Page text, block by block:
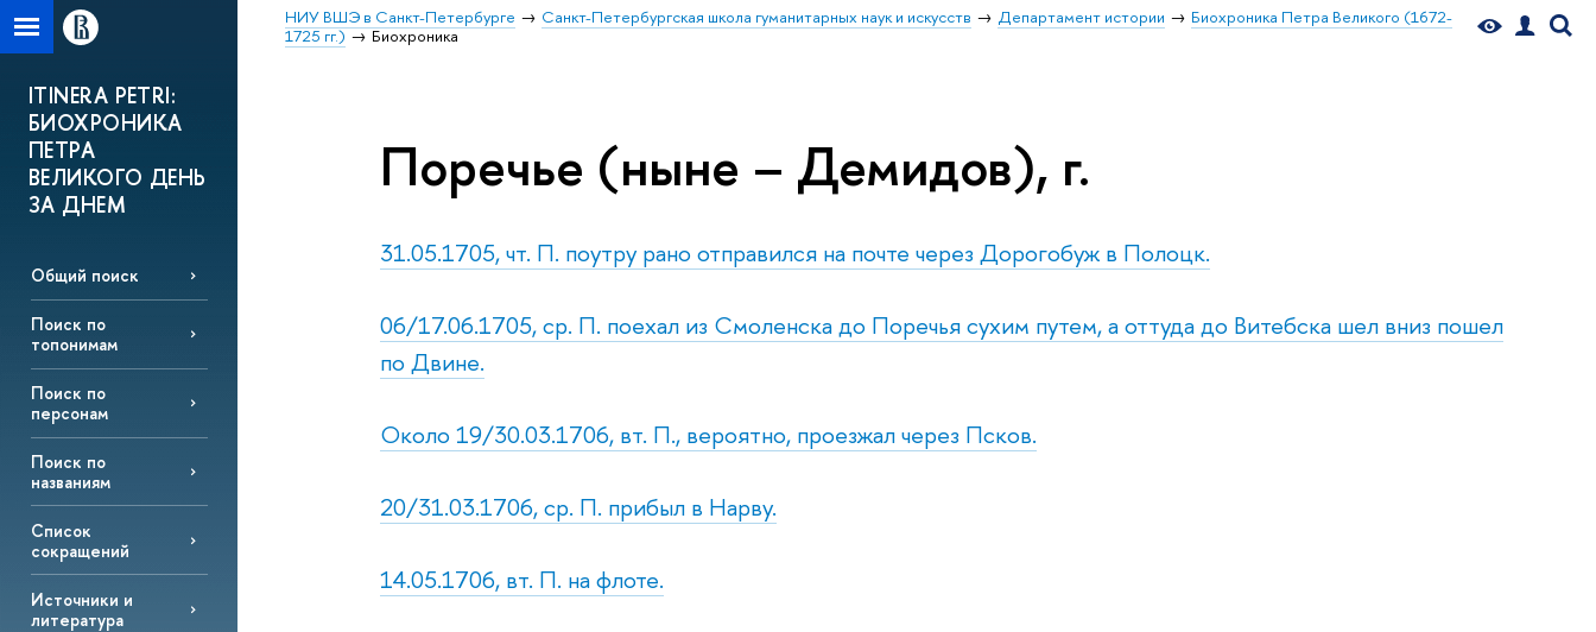
НИУ ВШЭ в Санкт-Петербурге Санкт-Петербургская школа гуманитарных наук и искусств Департамент истории
Биохроника Петра Великого (1672-
1725 гг.)
Биохроника
ITINERA PETRI:
БИОХРОНИКА
ПЕТРА
ВЕЛИКОГО ДЕНЬ
ЗА ДНЕМ
Общий поиск
Поиск по
топонимам
Поиск по
персонам
Поиск по
названиям
Список
сокращений
Источники и
литература
Поречье (ныне – Демидов), г.
31.05.1705, чт. П. поутру рано отправился на почте через Дорогобуж в Полоцк.
06/17.06.1705, ср. П. поехал из Смоленска до Поречья сухим путем, а оттуда до Витебска шел вниз пошел
по Двине.
Около 19/30.03.1706, вт. П., вероятно, проезжал через Псков.
20/31.03.1706, ср. П. прибыл в Нарву.
14.05.1706, вт. П. на флоте.